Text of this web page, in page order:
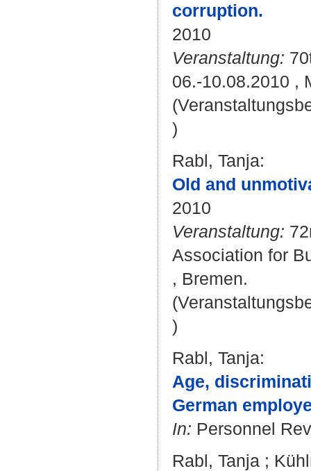
corruption.
2010
Veranstaltung:
06.-10.08.2010 ,
)
Rabl, Tanja:
Old and
2010
Veranstaltung:
Association for
, Bremen.
)
Rabl, Tanja:
Age,
German
In: Personnel
Rabl, Tanja ;